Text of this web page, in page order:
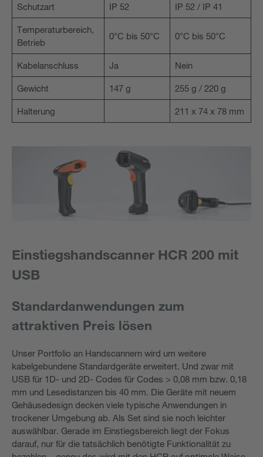
Schutzart IP 52 IP 52 / IP 41
Temperaturbereich,
Betrieb
0°C bis 50°C 0°C bis 50°C
Kabelanschluss Ja Nein
Gewicht 147 g 255 g / 220 g
Halterung 211 x 74 x 78 mm
Einstiegshandscanner HCR 200 mit
USB
Standardanwendungen zum
attraktiven Preis lösen
Unser Portfolio an Handscannern wird um weitere
kabelgebundene Standardgeräte erweitert. Und zwar mit
USB für 1D- und 2D- Codes für Codes > 0,08 mm bzw. 0,18
mm und Lesedistanzen bis 40 mm. Die Geräte mit neuem
Gehäusedesign decken viele typische Anwendungen in
trockener Umgebung ab. Als Set sind sie noch leichter
auswählbar. Gerade im Einstiegsbereich liegt der Fokus
darauf, nur für die tatsächlich benötigte Funktionalität zu